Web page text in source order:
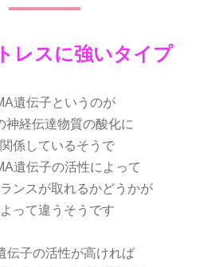
レスに強いタイプ
遺伝子というのが
神経伝達物質の酸化に
係しているそうで
遺伝子の活性によって
ンスが取れるかどうかが
って違うそうです
伝子の活性が高ければ